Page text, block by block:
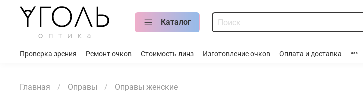
Каталог
Проверка зрения Ремонт очков Стоимость линз Изготовление очков Оплата и доставка
Главная Оправы Оправы женские